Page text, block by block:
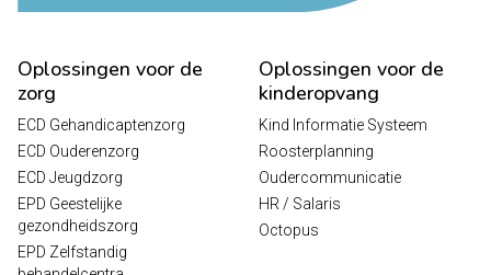
Oplossingen voor de
zorg
ECD Gehandicaptenzorg
ECD Ouderenzorg
ECD Jeugdzorg
EPD Geestelijke
gezondheidszorg
EPD Zelfstandig
Oplossingen voor de
kinderopvang
Kind Informatie Systeem
Roosterplanning
Oudercommunicatie
HR / Salaris
Octopus